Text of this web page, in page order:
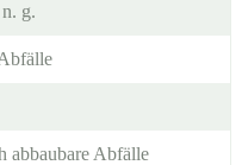
g.
abbaubare Abfälle